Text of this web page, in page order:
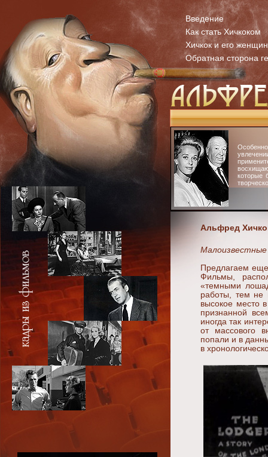
Введение
Как стать Хичкоком
Хичкок и его
Обратная сторона
которые
Альфред
Предлагаем
Фильмы,
«темными
работы, тем не
высокое место
признанной
иногда так
от массового
попали и в
в